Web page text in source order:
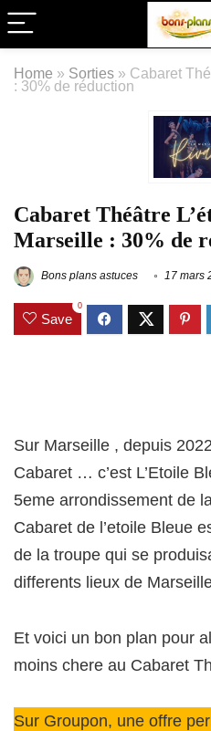
Home » Sorties » Cabaret
: 30% de réduction
Cabaret Théâtre
Marseille : 30% de
Bons plans astuces 17 mars
Save
0
Sur Marseille , depuis
Cabaret … c’est L’Etoile
5eme arrondissement de
Cabaret de l’etoile Bleue
de la troupe qui se
differents lieux de
Et voici un bon plan pour
moins chere au Cabaret
Sur Groupon, une offre